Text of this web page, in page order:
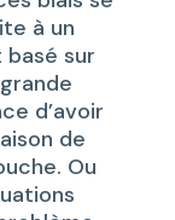
à un
sur
d’avoir
de
Ou